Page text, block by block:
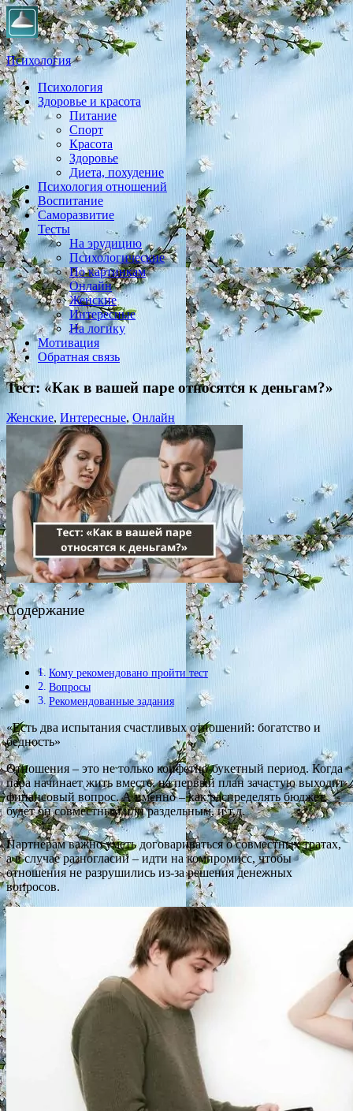
Психология
Практическая психология, личностный рост, экология,
здоровье, воспитание,
Психология
Здоровье и красота
Питание
Спорт
Красота
Здоровье
Диета, похудение
Психология отношений
Воспитание
Саморазвитие
Тесты
На эрудицию
Психологические
По картинкам
Онлайн
Женские
Интересные
На логику
Мотивация
Обратная связь
Тест: «Как в вашей паре относятся к деньгам?»
Женские, Интересные, Онлайн
Содержание
Кому рекомендовано пройти тест
Вопросы
Рекомендованные задания
«Есть два испытания счастливых отношений: богатство и
бедность»
Отношения – это не только конфетно-букетный период. Когда
пара начинает жить вместе, на первый план зачастую выходит
финансовый вопрос. А именно – как распределять бюджет,
будет он совместным или раздельным, и т.д.
Партнерам важно уметь договариваться о совместных тратах,
а в случае разногласий – идти на компромисс, чтобы
отношения не разрушились из-за решения денежных
вопросов.